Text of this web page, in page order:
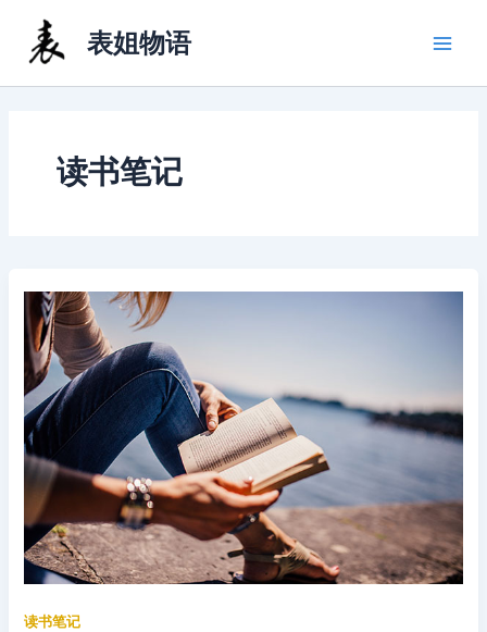
容
表姐物语
读书笔记
读书笔记